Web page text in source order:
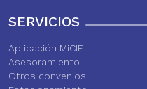
SERVICIOS
Aplicación MiCIE
Asesoramiento
Otros convenios